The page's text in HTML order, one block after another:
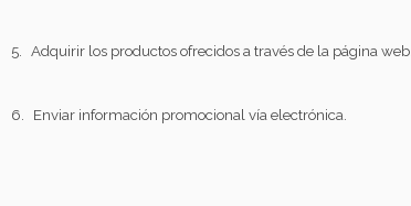
5. Adquirir los productos ofrecidos a través de la página web.
6. Enviar información promocional vía electrónica.